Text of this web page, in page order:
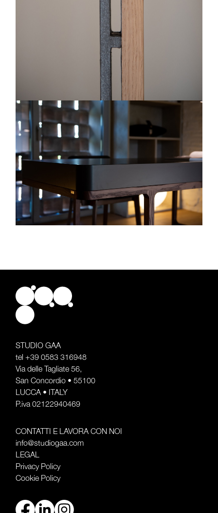
STUDIO GAA
tel +39 0583 316948
Via delle Tagliate 56,
San Concordio • 55100
LUCCA • ITALY
P.iva 02122940469
CONTATTI E LAVORA CON NOI
info@studiogaa.com
LEGAL
Privacy Policy
Cookie Policy